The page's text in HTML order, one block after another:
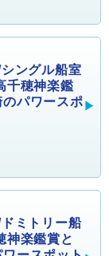
ングル船室
千穂神楽鑑
パワースポ
ミトリー船
神楽鑑賞と